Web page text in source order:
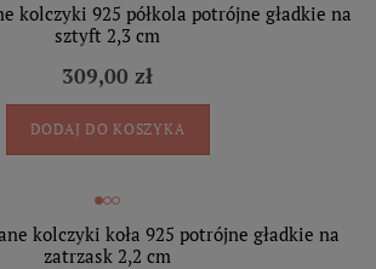
kolczyki 925 półkola potrójne gładkie na
sztyft 2,3 cm
309,00 zł
DODAJ DO KOSZYKA
kolczyki koła 925 potrójne gładkie na
zatrzask 2,2 cm